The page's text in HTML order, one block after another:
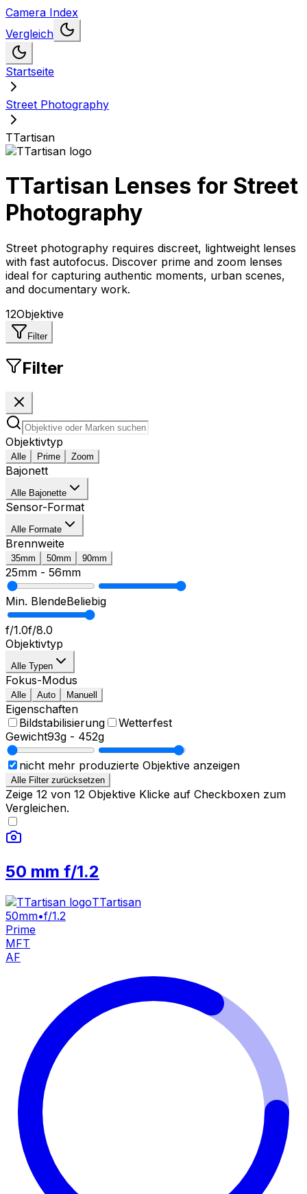
Camera Index
Vergleich
Startseite
Street Photography
TTartisan
TTartisan Lenses for Street
Photography
Street photography requires discreet, lightweight lenses
with fast autofocus. Discover prime and zoom lenses
ideal for capturing authentic moments, urban scenes,
and documentary work.
12Objektive
Filter
Filter
Objektivtyp
Alle Prime Zoom
Bajonett
Alle Bajonette
Sensor-Format
Alle Formate
Brennweite
35mm 50mm 90mm
25mm - 56mm
Min. BlendeBeliebig
f/1.0f/8.0
Objektivtyp
Alle Typen
Fokus-Modus
Alle Auto Manuell
Eigenschaften
Bildstabilisierung
Wetterfest
Gewicht93g - 452g
nicht mehr produzierte Objektive anzeigen
Alle Filter zurücksetzen
Zeige 12 von 12 Objektive Klicke auf Checkboxen zum
Vergleichen.
50 mm f/1.2
TTartisan
50mm•f/1.2
Prime
MFT
AF